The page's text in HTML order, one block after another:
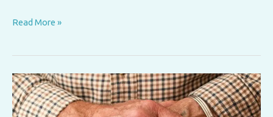
رحلة
ما
الظاهر
Read More »